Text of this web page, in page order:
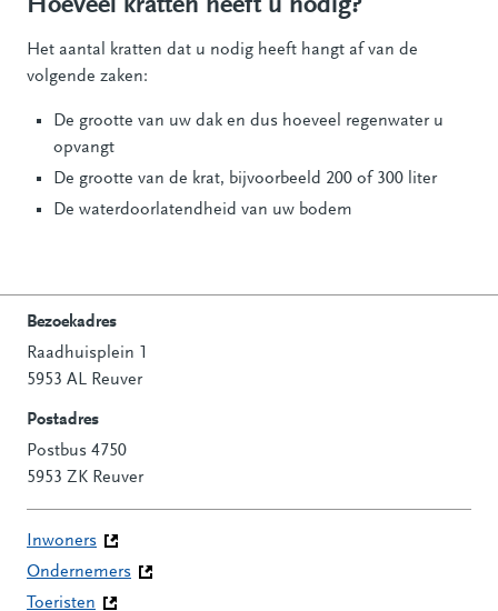
Hoeveel kratten heeft u nodig?
Het aantal kratten dat u nodig heeft hangt af van de
volgende zaken:
De grootte van uw dak en dus hoeveel regenwater u
opvangt
De grootte van de krat, bijvoorbeeld 200 of 300 liter
De waterdoorlatendheid van uw bodem
Contactinformatie
Bezoekadres
Raadhuisplein 1
5953 AL Reuver
Postadres
Postbus 4750
5953 ZK Reuver
Inwoners
Ondernemers
Toeristen